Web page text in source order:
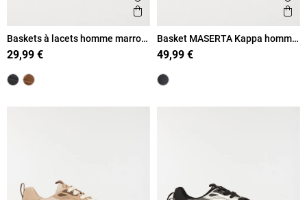
Ajouter aux favoris
Aperçu rapide
Baskets à lacets homme marron
(41-46)
29,99 €
Basket MASERTA Kappa homme
(40-46)
49,99 €